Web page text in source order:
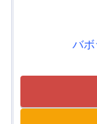
バボ